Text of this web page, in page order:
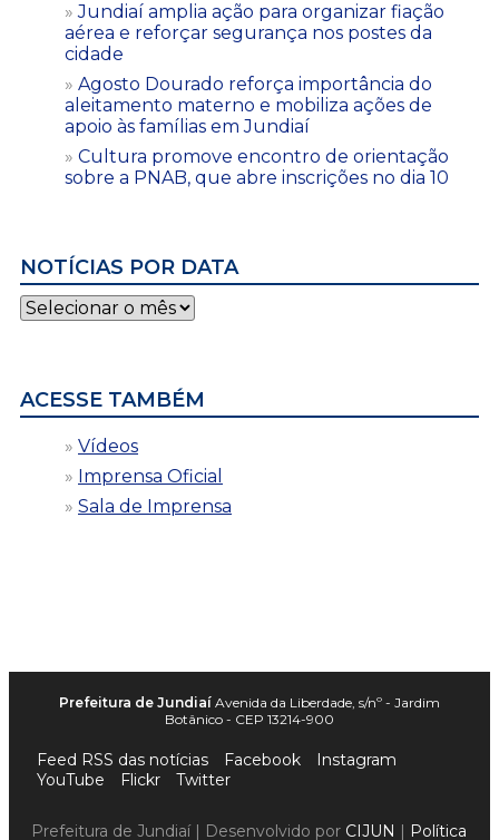
Jundiaí amplia ação para organizar fiação
aérea e reforçar segurança nos postes da
cidade
Agosto Dourado reforça importância do
aleitamento materno e mobiliza ações de
apoio às famílias em Jundiaí
Cultura promove encontro de orientação
sobre a PNAB, que abre inscrições no dia 10
NOTÍCIAS POR DATA
Notícias
por
ACESSE TAMBÉM
Vídeos
Imprensa Oficial
Sala de Imprensa
Prefeitura de Jundiaí Avenida da Liberdade, s/nº - Jardim
Botânico - CEP 13214-900
Feed RSS das notícias Facebook
Instagram
YouTube
Flickr Twitter
Prefeitura de Jundiaí | Desenvolvido por CIJUN | Política